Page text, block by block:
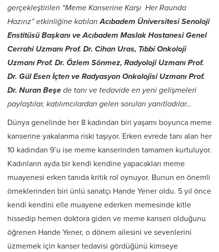
gerçekleştirilen “Meme Kanserine Karşı Her Raunda
Hazırız” etkinliğine katılanAcıbadem Üniversitesi Senoloji
Enstitüsü Başkanı ve Acıbadem Maslak Hastanesi Genel
Cerrahi Uzmanı Prof. Dr. Cihan Uras, Tıbbi Onkoloji
Uzmanı Prof. Dr. Özlem Sönmez, Radyoloji Uzmanı Prof.
Dr. Gül Esen İçten ve Radyasyon Onkolojisi Uzmanı Prof.
Dr. Nuran Beşe de tanı ve tedavide en yeni gelişmeleri
paylaştılar, katılımcılardan gelen soruları yanıtladılar…
Dünya genelinde her 8 kadından biri yaşamı boyunca meme
kanserine yakalanma riski taşıyor. Erken evrede tanı alan her
10 kadından 9’u ise meme kanserinden tamamen kurtuluyor.
Kadınların ayda bir kendi kendine yapacakları meme
muayenesi erken tanıda kritik rol oynuyor. Bunun en önemli
örneklerinden biri ünlü sanatçı Hande Yener oldu. 5 yıl önce
kendi kendini elle muayene ederken memesinde kitle
hissedip hemen doktora giden ve meme kanseri olduğunu
öğrenen Hande Yener, o dönem ailesini ve sevenlerini
üzmemek için kanser tedavisi gördüğünü kimseye